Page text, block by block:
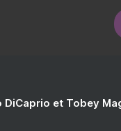
DiCaprio et Tobey